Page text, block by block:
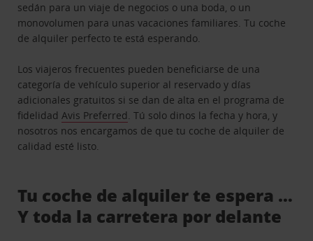
sedán para un viaje de negocios o una boda, o un
monovolumen para unas vacaciones familiares. Tu coche
de alquiler perfecto te está esperando.
Los viajeros frecuentes pueden beneficiarse de una
categoría de vehículo superior al reservado y días
adicionales gratuitos si se dan de alta en el programa de
fidelidadAvis Preferred. Tú solo dinos la fecha y hora, y
nosotros nos encargamos de que tu coche de alquiler de
calidad esté listo.
Tu coche de alquiler te espera …
Y toda la carretera por delante